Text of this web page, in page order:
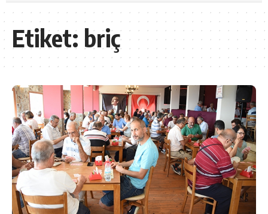
Etiket: briç